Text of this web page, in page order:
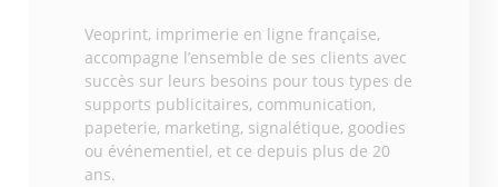
Veoprint, imprimerie en ligne française,
accompagne l’ensemble de ses clients avec
succès sur leurs besoins pour tous types de
supports publicitaires, communication,
papeterie, marketing, signalétique, goodies
ou événementiel, et ce depuis plus de 20
ans.